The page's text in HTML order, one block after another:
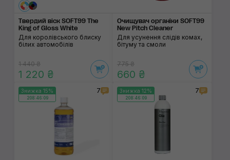
Твердий віск SOFT99 The
King of Gloss White
Для королівського блиску
білих автомобілів
1 440 ₴
1 220 ₴
Очищувач органіки SOFT99
New Pitch Cleaner
Для усунення слідів комах,
бітуму та смоли
775 ₴
660 ₴
Знижка 15%
208:46:08
7 Знижка 12%
208:46:08
7